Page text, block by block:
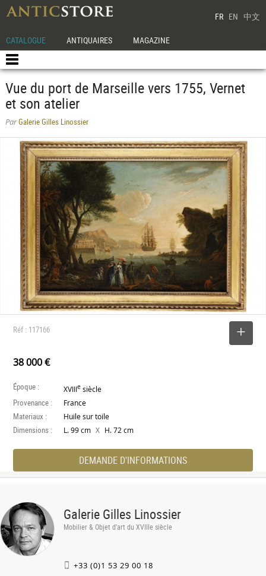
FR EN 中文
CATALOGUE ANTIQUAIRES MAGAZINE
Vue du port de Marseille vers 1755, Vernet
et son atelier
ParGalerie Gilles Linossier
Réf : 117166
38 000 €
Époque : XVIIIe siècle
Provenance : France
Materiaux : Huile sur toile
Dimensions : L. 99 cm X H. 72 cm
DEMANDE D'INFORMATIONS
Galerie Gilles Linossier
Mobilier & Objet d'art du XVIIIe siècle
+33 (0)1 53 29 00 18